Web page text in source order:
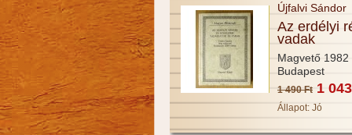
Újfalvi Sándor
Az erdélyi
vadak
Magvető 1982
Budapest
1 490 Ft 1
Állapot: Jó